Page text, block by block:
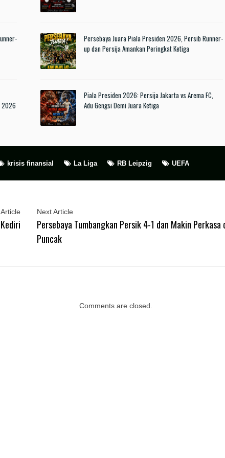
2026
Persebaya Juara Piala Presiden 2026, Persib Runner-
up dan Persija Amankan Peringkat Ketiga
Piala Presiden 2026: Persija Jakarta vs Arema FC,
Adu Gengsi Demi Juara Ketiga
krisis finansial La Liga RB Leipzig UEFA
Next Article
Persebaya Tumbangkan Persik 4-1 dan Makin Perkasa
Puncak
Comments are closed.